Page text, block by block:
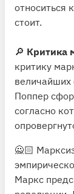
относиться
стоит.
🔎 Критика
критику
Поппер
согласно
🙅🏻
Маркс